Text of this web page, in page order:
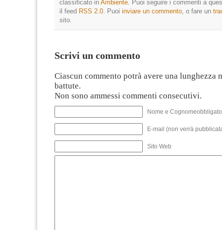
classificato in Ambiente . Puoi seguire i commenti a
il feed RSS 2.0 . Puoi inviare un commento , o fare un
sito.
Scrivi un commento
Ciascun commento potrà avere una lunghezza
battute.
Non sono ammessi commenti consecutivi.
Nome e
E-mail (non verrà
Sito Web